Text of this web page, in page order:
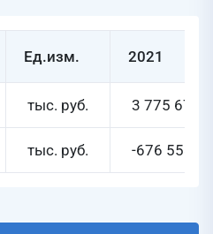
Ед.изм. 2021
тыс. руб. 3 775 673
тыс. руб. -676 558